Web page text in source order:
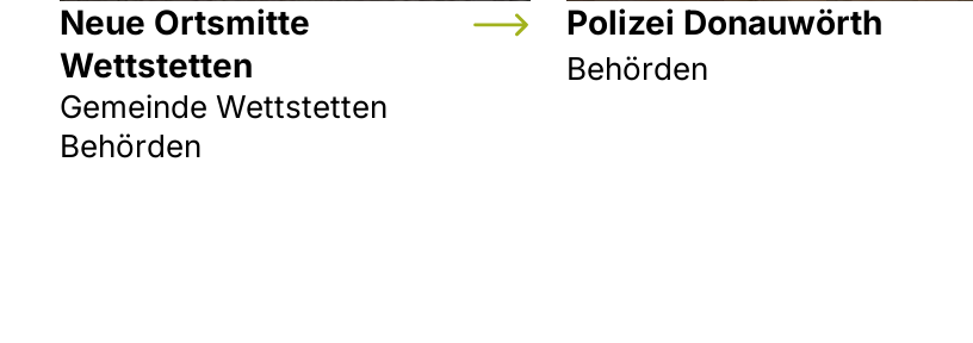
Neue Ortsmitte
Wettstetten
Gemeinde Wettstetten
Behörden
Polizei Donauwörth
Behörden